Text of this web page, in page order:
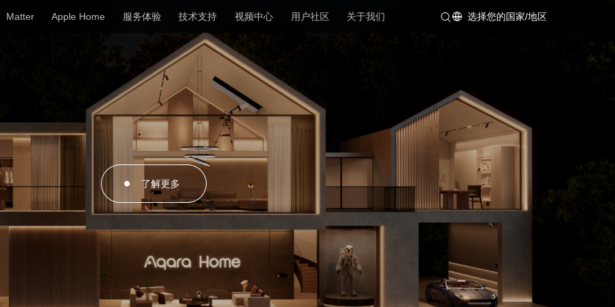
Matter Apple Home 服务体验 技术支持 视频中心 用户社区 关于我们 选择您的国家/地区
了解更多